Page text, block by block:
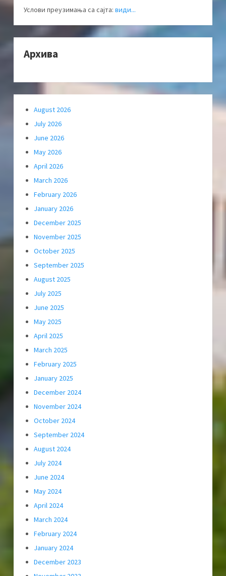
Услови преузимања са сајта: види...
Архива
August 2026
July 2026
June 2026
May 2026
April 2026
March 2026
February 2026
January 2026
December 2025
November 2025
October 2025
September 2025
August 2025
July 2025
June 2025
May 2025
April 2025
March 2025
February 2025
January 2025
December 2024
November 2024
October 2024
September 2024
August 2024
July 2024
June 2024
May 2024
April 2024
March 2024
February 2024
January 2024
December 2023